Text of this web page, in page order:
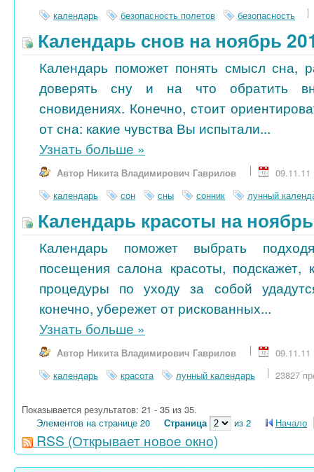
календарь
безопасность полетов безопасность
Календарь снов на ноябрь
Календарь поможет понять смысл сна,
доверять сну и на что обратить
сновидениях. Конечно, стоит
от сна: какие чувства Вы испытали...
Узнать больше »
Автор Никита Владимирович Гаврилов
09.11.11
календарь
сон сны сонник лунный
Календарь красоты на
Календарь поможет выбрать
посещения салона красоты, подскажет,
процедуры по уходу за собой
конечно, убережет от рискованных...
Узнать больше »
Автор Никита Владимирович Гаврилов
09.11.11
календарь
красота лунный календарь 23827
Показывается результатов: 21 - 35 из 35.
Элементов на странице 20
Страница из 2 Начало
RSS (Открывает новое окно)